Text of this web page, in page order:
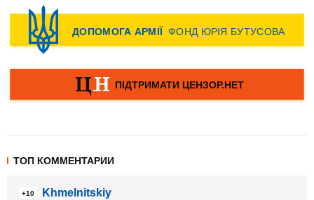
ТОП КОММЕНТАРИИ
+10
Khmelnitskiy